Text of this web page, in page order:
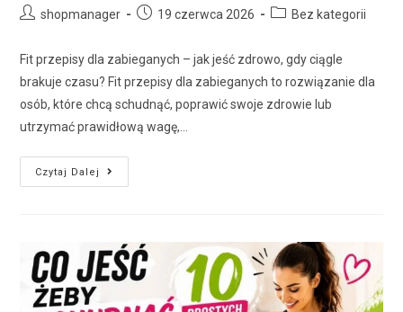
shopmanager 19 czerwca 2026 Bez kategorii
Fit przepisy dla zabieganych – jak jeść zdrowo, gdy ciągle
brakuje czasu? Fit przepisy dla zabieganych to rozwiązanie dla
osób, które chcą schudnąć, poprawić swoje zdrowie lub
utrzymać prawidłową wagę,…
Czytaj Dalej